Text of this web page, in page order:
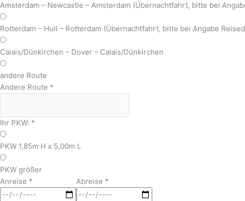
Amsterdam – Newcastle – Amsterdam (Übernachtfahrt, bitte bei
Rotterdam – Hull – Rotterdam (Übernachtfahrt, bitte bei Angabe
Calais/Dünkirchen – Dover – Calais/Dünkirchen
andere Route
Andere Route *
Ihr PKW: *
PKW 1,85m H x 5,00m L
PKW größer
Anreise * Abreise *